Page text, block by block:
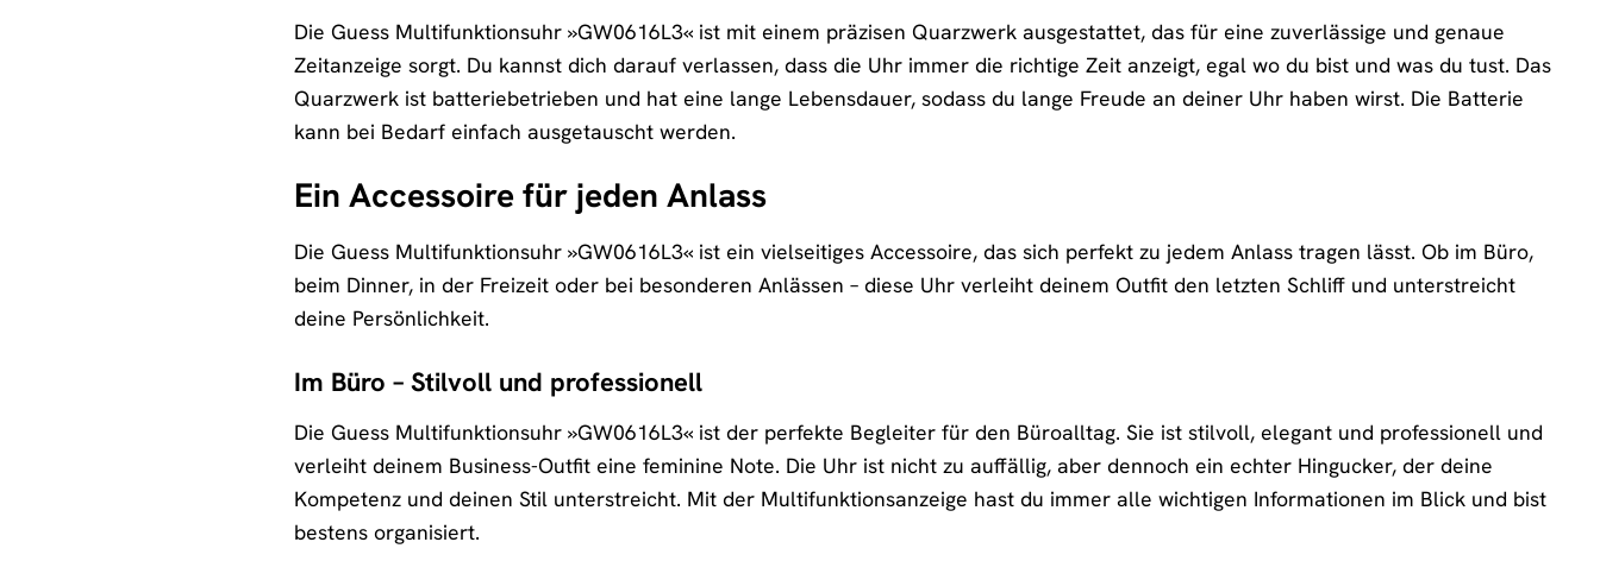
Die Guess Multifunktionsuhr »GW0616L3« ist mit einem präzisen Quarzwerk ausgestattet, das für eine zuverlässige und genaue
Zeitanzeige sorgt. Du kannst dich darauf verlassen, dass die Uhr immer die richtige Zeit anzeigt, egal wo du bist und was du tust. Das
Quarzwerk ist batteriebetrieben und hat eine lange Lebensdauer, sodass du lange Freude an deiner Uhr haben wirst. Die Batterie
kann bei Bedarf einfach ausgetauscht werden.
Ein Accessoire für jeden Anlass
Die Guess Multifunktionsuhr »GW0616L3« ist ein vielseitiges Accessoire, das sich perfekt zu jedem Anlass tragen lässt. Ob im Büro,
beim Dinner, in der Freizeit oder bei besonderen Anlässen – diese Uhr verleiht deinem Outfit den letzten Schliff und unterstreicht
deine Persönlichkeit.
Im Büro – Stilvoll und professionell
Die Guess Multifunktionsuhr »GW0616L3« ist der perfekte Begleiter für den Büroalltag. Sie ist stilvoll, elegant und professionell und
verleiht deinem Business-Outfit eine feminine Note. Die Uhr ist nicht zu auffällig, aber dennoch ein echter Hingucker, der deine
Kompetenz und deinen Stil unterstreicht. Mit der Multifunktionsanzeige hast du immer alle wichtigen Informationen im Blick und bist
bestens organisiert.